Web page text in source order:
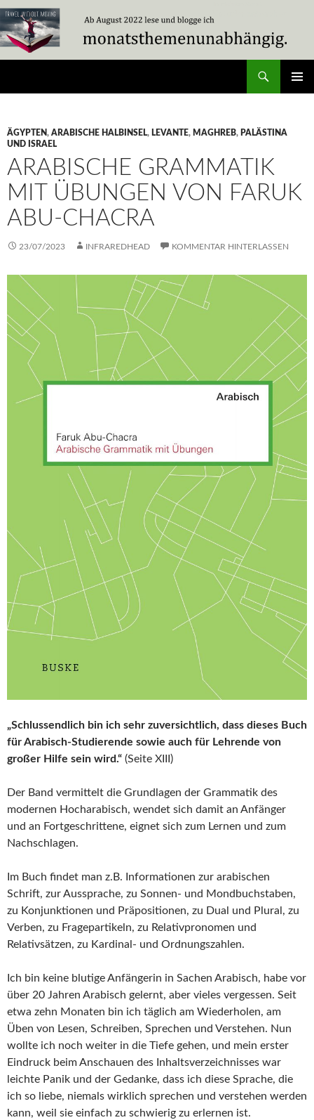
Zum
Inhalt
springen
ÄGYPTEN, ARABISCHE HALBINSEL, LEVANTE, MAGHREB, PALÄSTINA
UND ISRAEL
ARABISCHE GRAMMATIK
MIT ÜBUNGEN VON FARUK
ABU-CHACRA
23/07/2023 INFRAREDHEAD KOMMENTAR HINTERLASSEN
„Schlussendlich bin ich sehr zuversichtlich, dass dieses Buch
für Arabisch-Studierende sowie auch für Lehrende von
großer Hilfe sein wird.“ (Seite XIII)
Der Band vermittelt die Grundlagen der Grammatik des
modernen Hocharabisch, wendet sich damit an Anfänger
und an Fortgeschrittene, eignet sich zum Lernen und zum
Nachschlagen.
Im Buch findet man z.B. Informationen zur arabischen
Schrift, zur Aussprache, zu Sonnen- und Mondbuchstaben,
zu Konjunktionen und Präpositionen, zu Dual und Plural, zu
Verben, zu Fragepartikeln, zu Relativpronomen und
Relativsätzen, zu Kardinal- und Ordnungszahlen.
Ich bin keine blutige Anfängerin in Sachen Arabisch, habe vor
über 20 Jahren Arabisch gelernt, aber vieles vergessen. Seit
etwa zehn Monaten bin ich täglich am Wiederholen, am
Üben von Lesen, Schreiben, Sprechen und Verstehen. Nun
wollte ich noch weiter in die Tiefe gehen, und mein erster
Eindruck beim Anschauen des Inhaltsverzeichnisses war
leichte Panik und der Gedanke, dass ich diese Sprache, die
ich so liebe, niemals wirklich sprechen und verstehen werden
kann, weil sie einfach zu schwierig zu erlernen ist.